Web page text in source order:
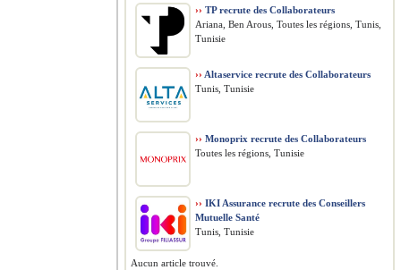
›› TP recrute des Collaborateurs
Ariana, Ben Arous, Toutes les régions, Tunis,
Tunisie
›› Altaservice recrute des Collaborateurs
Tunis, Tunisie
›› Monoprix recrute des Collaborateurs
Toutes les régions, Tunisie
›› IKI Assurance recrute des Conseillers
Mutuelle Santé
Tunis, Tunisie
Aucun article trouvé.